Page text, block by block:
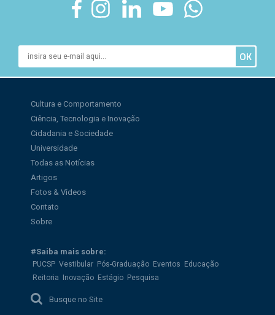
Cultura e Comportamento
Ciência, Tecnologia e Inovação
Cidadania e Sociedade
Universidade
Todas as Notícias
Artigos
Fotos & Vídeos
Contato
Sobre
#Saiba mais sobre:
PUCSP Vestibular Pós-Graduação Eventos
Educação
Reitoria
Inovação Estágio Pesquisa
Busque no Site